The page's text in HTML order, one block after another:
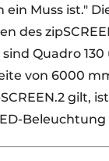
ein Muss ist."
des
Quadro 130
von 6000
gilt,
Beleuchtung